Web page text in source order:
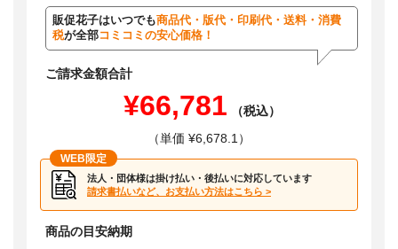
販促花子はいつでも商品代・版代・印刷代・送料・消費
税が全部コミコミの安心価格！
ご請求金額合計
¥66,781
（税込）
（単価 ¥6,678.1）
WEB限定
法人・団体様は掛け払い・後払いに対応しています
請求書払いなど、お支払い方法はこちら >
商品の目安納期